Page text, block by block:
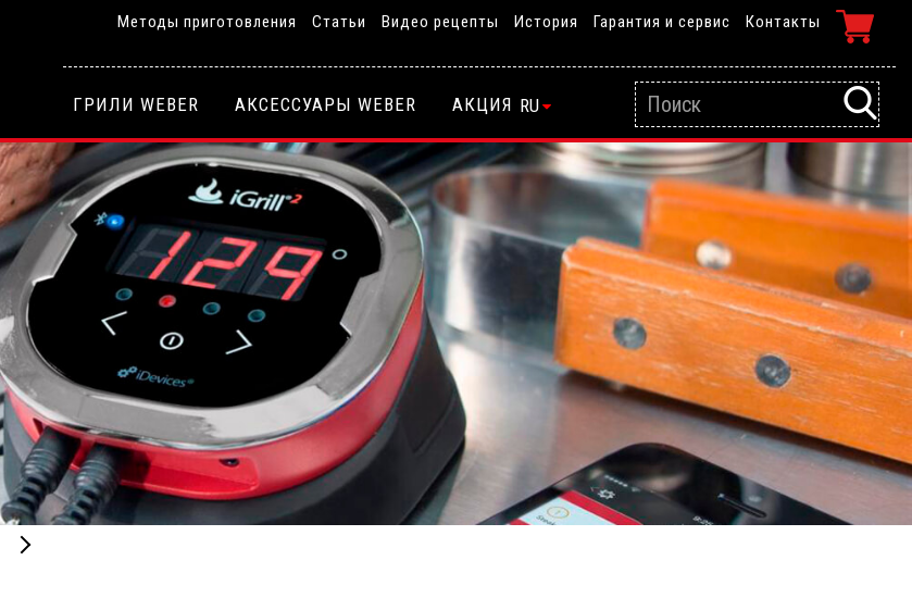
Методы приготовления Статьи Видео рецепты История Гарантия и сервис Контакты
RU
ГРИЛИ WEBER АКСЕССУАРЫ WEBER АКЦИЯ